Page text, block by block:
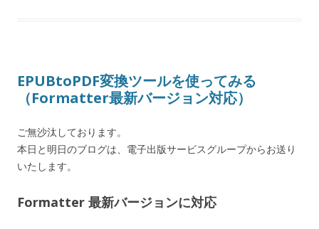
EPUBtoPDF変換ツールを使ってみる
（Formatter最新バージョン対応）
ご無沙汰しております。
本日と明日のブログは、電子出版サービスグループからお送り
いたします。
Formatter 最新バージョンに対応